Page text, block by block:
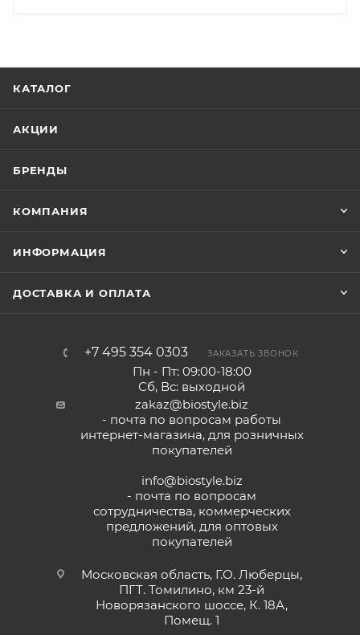
КАТАЛОГ
АКЦИИ
БРЕНДЫ
КОМПАНИЯ
ИНФОРМАЦИЯ
ДОСТАВКА И ОПЛАТА
+7 495 354 0303 ЗАКАЗАТЬ ЗВОНОК
Пн - Пт: 09:00-18:00
Сб, Вс: выходной
zakaz@biostyle.biz
- почта по вопросам работы
интернет-магазина, для розничных
покупателей
info@biostyle.biz
- почта по вопросам
сотрудничества, коммерческих
предложений, для оптовых
покупателей
Московская область, Г.О. Люберцы,
ПГТ. Томилино, км 23-й
Новорязанского шоссе, К. 18А,
Помещ. 1